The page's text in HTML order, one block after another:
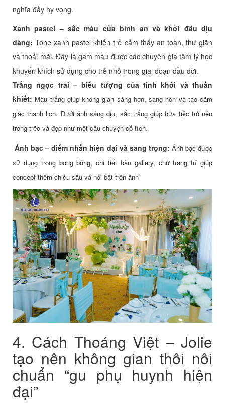
nghĩa đầy hy vọng.
Xanh pastel – sắc màu của bình an và khởi đầu dịu
dàng:Tone xanh pastel khiến trẻ cảm thấy an toàn, thư giãn
và thoải mái. Đây là gam màu được các chuyên gia tâm lý học
khuyến khích sử dụng cho trẻ nhỏ trong giai đoạn đầu đời.
Trắng ngọc trai – biểu tượng của tinh khôi và thuần
khiết: Màu trắng giúp không gian sáng hơn, sang hơn và tạo cảm
giác thanh lịch. Dưới ánh sáng dịu, sắc trắng giúp bữa tiệc trở nên
trong trẻo và đẹp như một câu chuyện cổ tích.
Ánh bạc – điểm nhấn hiện đại và sang trọng: Ánh bạc được
sử dụng trong bong bóng, chi tiết bàn gallery, chữ trang trí giúp
concept thêm chiều sâu và nổi bật trên ảnh
4. Cách Thoáng Việt – Jolie
tạo nên không gian thôi nôi
chuẩn “gu phụ huynh hiện
đại”